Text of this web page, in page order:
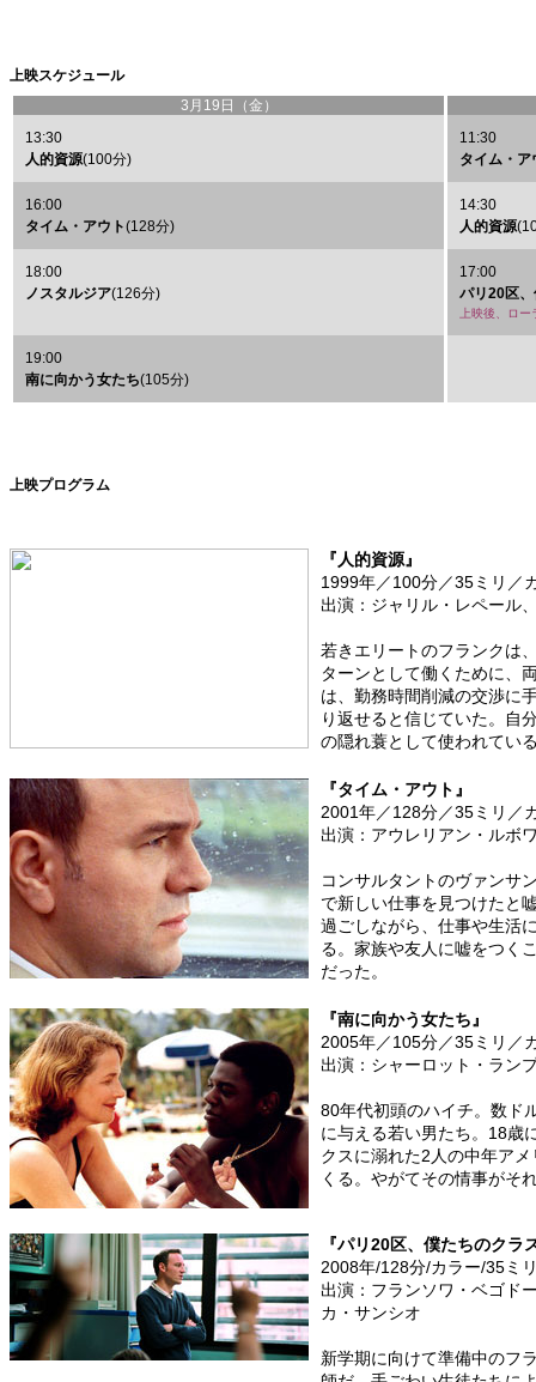
上映スケジュール
3月19日（金）
13:30
人的資源(100分)
16:00
タイム・アウト(128分)
18:00
ノスタルジア(126分)
19:00
南に向かう女たち(105分)
11:30
タイム・ア
14:30
人的資源
17:00
パリ20区
上映後、ロー
上映プログラム
『人的資源』
1999年／100分／35ミリ／
出演：ジャリル・レペール
若きエリートのフランクは
ターンとして働くために、
は、勤務時間削減の交渉に
り返せると信じていた。自
の隠れ蓑として使われてい
『タイム・アウト』
2001年／128分／35ミリ／
出演：アウレリアン・ルボ
コンサルタントのヴァンサ
で新しい仕事を見つけたと
過ごしながら、仕事や生活
る。家族や友人に嘘をつく
だった。
『南に向かう女たち』
2005年／105分／35ミリ／
出演：シャーロット・ラン
80年代初頭のハイチ。数ド
に与える若い男たち。18歳
クスに溺れた2人の中年ア
くる。やがてその情事がそ
『パリ20区、僕たちのクラ
2008年/128分/カラー/35ミ
出演：フランソワ・ベゴド
カ・サンシオ
新学期に向けて準備中のフ